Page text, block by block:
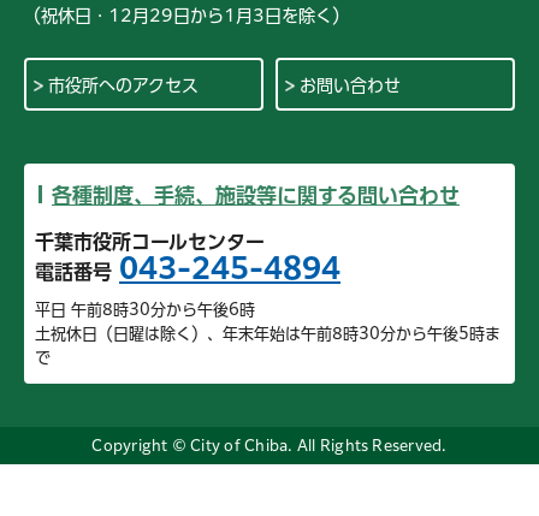
（祝休日・12月29日から1月3日を除く）
市役所へのアクセス お問い合わせ
各種制度、手続、施設等に関する問い合わせ
千葉市役所コールセンター
電話番号 043-245-4894
平日 午前8時30分から午後6時
土祝休日（日曜は除く）、年末年始は午前8時30分から午後5時ま
で
Copyright © City of Chiba. All Rights Reserved.